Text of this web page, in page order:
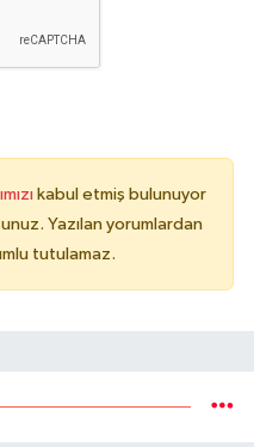
kabul etmiş bulunuyor
Yazılan yorumlardan
tutulamaz.